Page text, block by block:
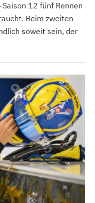
12 fünf Rennen
Beim zweiten
soweit sein, der